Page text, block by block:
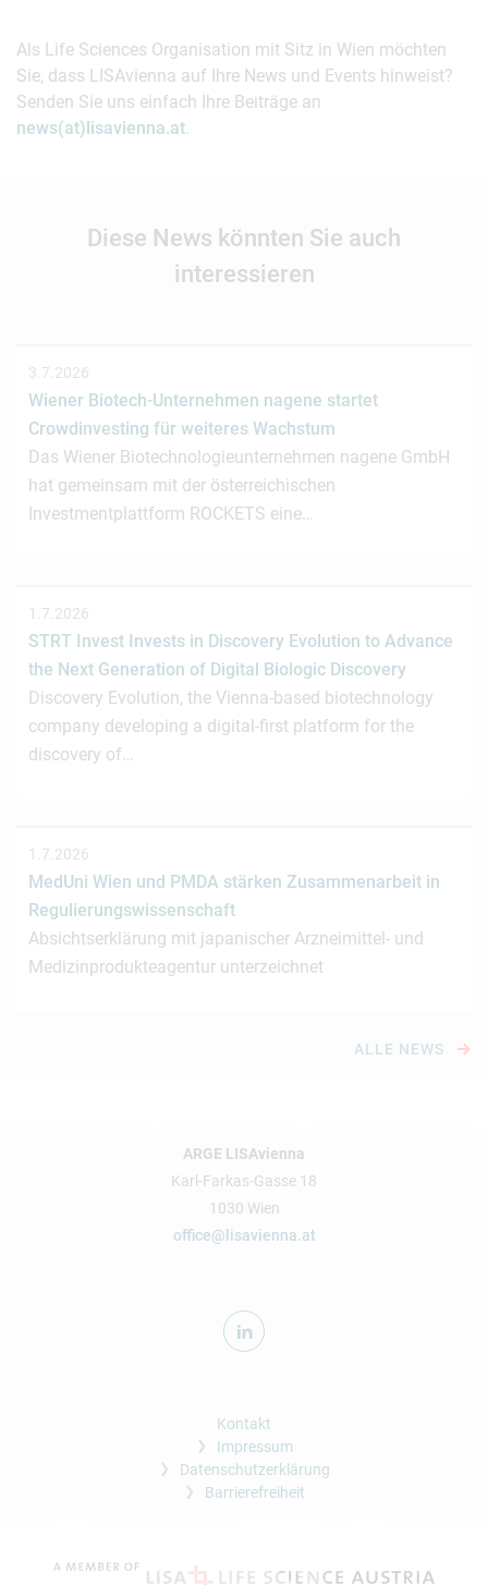
Als Life Sciences Organisation mit Sitz in Wien möchten
Sie, dass LISAvienna auf Ihre News und Events hinweist?
Senden Sie uns einfach Ihre Beiträge an
news(at)lisavienna.at.
Diese News könnten Sie auch
interessieren
3.7.2026
Wiener Biotech-Unternehmen nagene startet
Crowdinvesting für weiteres Wachstum
Das Wiener Biotechnologieunternehmen nagene GmbH
hat gemeinsam mit der österreichischen
Investmentplattform ROCKETS eine…
1.7.2026
STRT Invest Invests in Discovery Evolution to Advance
the Next Generation of Digital Biologic Discovery
Discovery Evolution, the Vienna-based biotechnology
company developing a digital-first platform for the
discovery of…
1.7.2026
MedUni Wien und PMDA stärken Zusammenarbeit in
Regulierungswissenschaft
Absichtserklärung mit japanischer Arzneimittel- und
Medizinprodukteagentur unterzeichnet
ALLE NEWS
ARGE LISAvienna
Karl-Farkas-Gasse 18
1030 Wien
office@lisavienna.at
Kontakt
Impressum
Datenschutzerklärung
Barrierefreiheit